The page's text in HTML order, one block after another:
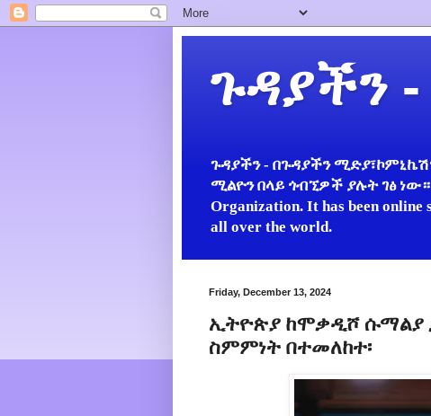
ጉዳያችን -
ጉዳያችን - በጉዳያችን
ሚልዮን በላይ ጎብኚዎች ያሉት ገፅ ነው።
Organization. It has been online
all over the world.
Friday, December 13, 2024
ኢትዮጵያ ከሞቃዲሾ ሱማልያ
ስምምነት በተመለከተ፡